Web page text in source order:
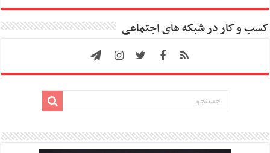
کسب و کار در شبکه های اجتماعی